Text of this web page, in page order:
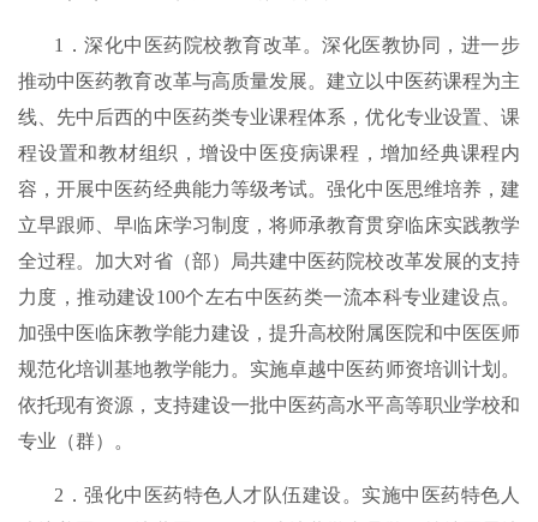
1．深化中医药院校教育改革。深化医教协同，进一步
推动中医药教育改革与高质量发展。建立以中医药课程为主
线、先中后西的中医药类专业课程体系，优化专业设置、课
程设置和教材组织，增设中医疫病课程，增加经典课程内
容，开展中医药经典能力等级考试。强化中医思维培养，建
立早跟师、早临床学习制度，将师承教育贯穿临床实践教学
全过程。加大对省（部）局共建中医药院校改革发展的支持
力度，推动建设100个左右中医药类一流本科专业建设点。
加强中医临床教学能力建设，提升高校附属医院和中医医师
规范化培训基地教学能力。实施卓越中医药师资培训计划。
依托现有资源，支持建设一批中医药高水平高等职业学校和
专业（群）。
2．强化中医药特色人才队伍建设。实施中医药特色人